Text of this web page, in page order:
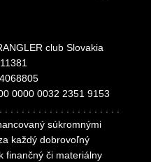
club Slovakia
0000 0032 2351 9153
súkromnými
každý dobrovoľný
finančný či materiálny